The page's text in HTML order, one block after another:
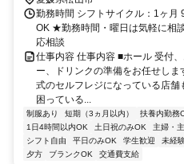
勤務時間 シフトサイクル：1ヶ
OK ★勤務時間・曜日は気軽に相
応相談
仕事内容 仕事内容 ■ホール 受付
ー、ドリンクの準備をお任せし
式のセルフレジになっている店
困っている...
制服あり 短期（3ヵ月以内） 扶養内勤務
1日4時間以内OK
土日祝のみOK 主婦・
シフト自由
平日のみOK 学生歓迎 未経
夕方
ブランクOK 交通費支給